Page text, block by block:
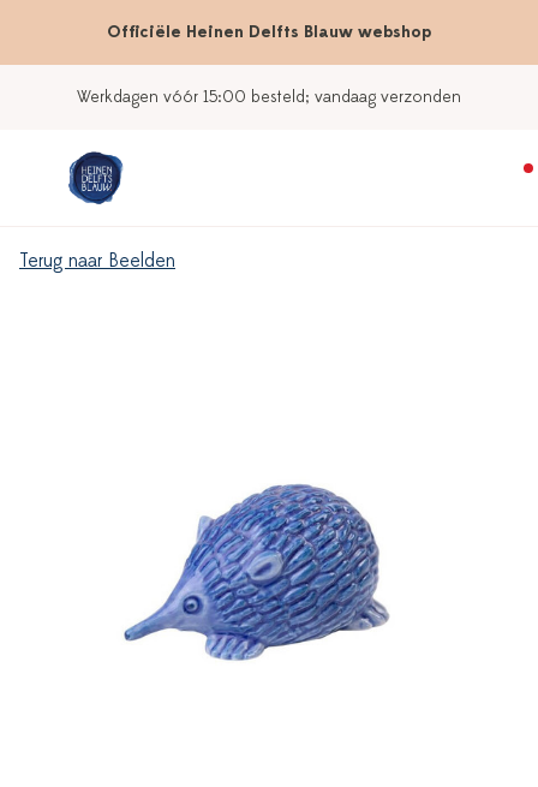
Officiële Heinen Delfts Blauw webshop
Werkdagen vóór 15:00 besteld; vandaag verzonden
Terug naar Beelden